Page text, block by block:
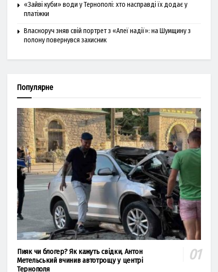
«Зайві куби» води у Тернополі: хто насправді їх додає у
платіжки
Власноруч зняв свій портрет з «Алеї надії»: на Шумщину з
полону повернувся захисник
Популярне
Пияк чи блогер? Як кажуть свідки, Антон
Метельський вчинив автотрощу у центрі
Тернополя